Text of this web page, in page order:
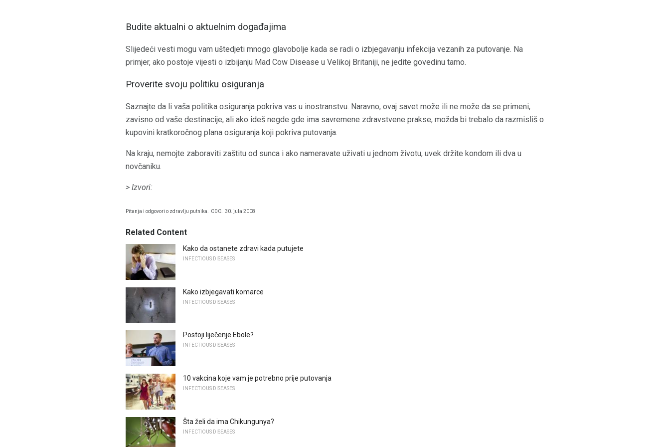
Budite aktualni o aktuelnim događajima
Slijedeći vesti mogu vam uštedjeti mnogo glavobolje kada se radi o izbjegavanju infekcija vezanih za putovanje. Na
primjer, ako postoje vijesti o izbijanju Mad Cow Disease u Velikoj Britaniji, ne jedite govedinu tamo.
Proverite svoju politiku osiguranja
Saznajte da li vaša politika osiguranja pokriva vas u inostranstvu. Naravno, ovaj savet može ili ne može da se primeni,
zavisno od vaše destinacije, ali ako ideš negde gde ima savremene zdravstvene prakse, možda bi trebalo da razmisliš o
kupovini kratkoročnog plana osiguranja koji pokriva putovanja.
Na kraju, nemojte zaboraviti zaštitu od sunca i ako nameravate uživati ​​u jednom životu, uvek držite kondom ili dva u
novčaniku.
> Izvori:
Pitanja i odgovori o zdravlju putnika. CDC. 30. jula 2008
Related Content
Kako da ostanete zdravi kada putujete
INFECTIOUS DISEASES
Kako izbjegavati komarce
INFECTIOUS DISEASES
Postoji liječenje Ebole?
INFECTIOUS DISEASES
10 vakcina koje vam je potrebno prije putovanja
INFECTIOUS DISEASES
Šta želi da ima Chikungunya?
INFECTIOUS DISEASES